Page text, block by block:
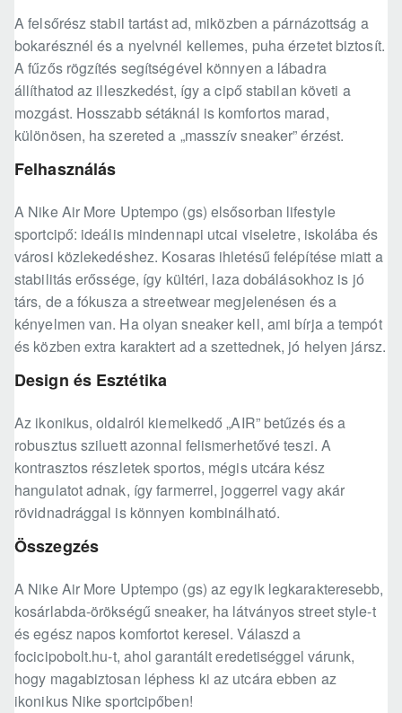
A felsőrész stabil tartást ad, miközben a párnázottság a
bokarésznél és a nyelvnél kellemes, puha érzetet biztosít.
A fűzős rögzítés segítségével könnyen a lábadra
állíthatod az illeszkedést, így a cipő stabilan követi a
mozgást. Hosszabb sétáknál is komfortos marad,
különösen, ha szereted a „masszív sneaker” érzést.
Felhasználás
A Nike Air More Uptempo (gs) elsősorban lifestyle
sportcipő: ideális mindennapi utcai viseletre, iskolába és
városi közlekedéshez. Kosaras ihletésű felépítése miatt a
stabilitás erőssége, így kültéri, laza dobálásokhoz is jó
társ, de a fókusza a streetwear megjelenésen és a
kényelmen van. Ha olyan sneaker kell, ami bírja a tempót
és közben extra karaktert ad a szettednek, jó helyen jársz.
Design és Esztétika
Az ikonikus, oldalról kiemelkedő „AIR” betűzés és a
robusztus sziluett azonnal felismerhetővé teszi. A
kontrasztos részletek sportos, mégis utcára kész
hangulatot adnak, így farmerrel, joggerrel vagy akár
rövidnadrággal is könnyen kombinálható.
Összegzés
A Nike Air More Uptempo (gs) az egyik legkarakteresebb,
kosárlabda-örökségű sneaker, ha látványos street style-t
és egész napos komfortot keresel. Válaszd a
focicipobolt.hu-t, ahol garantált eredetiséggel várunk,
hogy magabiztosan léphess ki az utcára ebben az
ikonikus Nike sportcipőben!